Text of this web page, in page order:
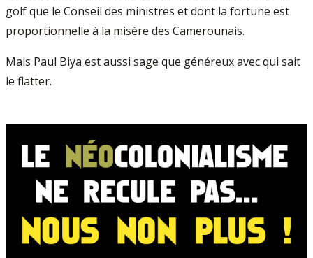
golf que le Conseil des ministres et dont la fortune est
proportionnelle à la misère des Camerounais.
Mais Paul Biya est aussi sage que généreux avec qui sait
le flatter.